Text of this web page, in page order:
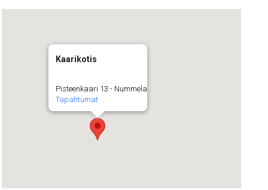
Kaarikotis
Pisteenkaari 13 - Nummela
Tapahtumat